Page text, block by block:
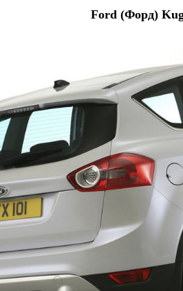
Ford (Форд)